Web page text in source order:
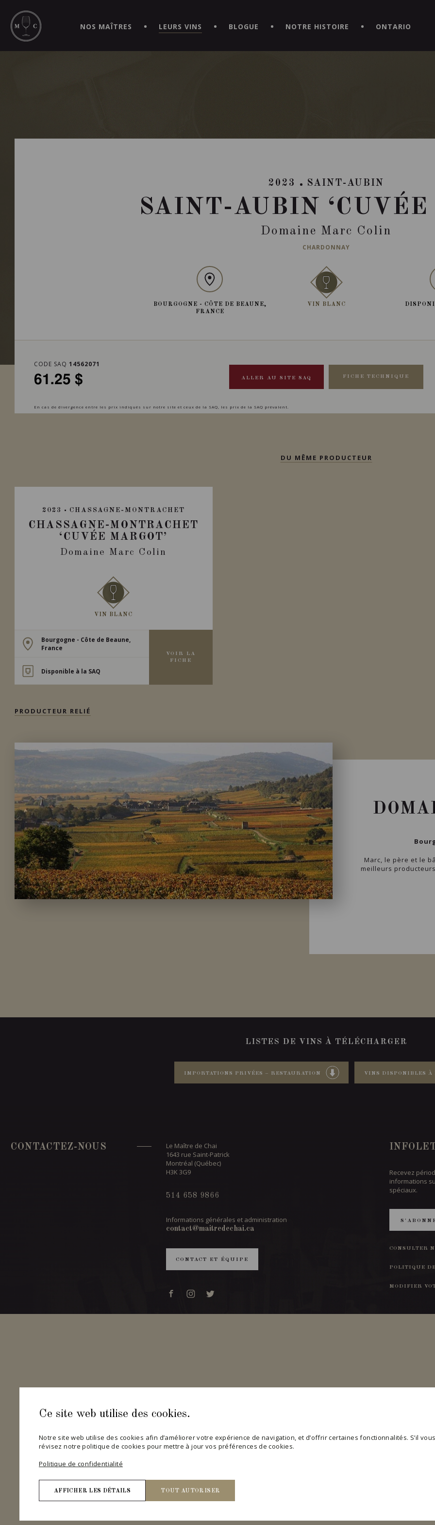
Ce site web utilise des cookies.
Notre site web utilise des cookies afin d’améliorer votre expérience de navigation, et d’offrir certaines fonctionnalités. S’il
révisez notre politique de cookies pour mettre à jour vos préférences de cookies.
Politique de confidentialité
AFFICHER LES DÉTAILS TOUT AUTORISER
Nécessaires
MAITRE | CAVISTE VIRTUEL!
NOS MAÎTRES LEURS VINS BLOGUE NOTRE HISTOIRE ONTARIO
2023 SAINT-AUBIN
SAINT-AUBIN ‘CUVÉE
Domaine Marc Colin
CHARDONNAY
BOURGOGNE - CÔTE DE BEAUNE,
FRANCE
VIN BLANC
CODE SAQ 14562071
61.25 $
En cas de divergence entre les prix indiqués sur notre site et ceux de la SAQ, les prix de la SAQ prévalent.
ALLER AU SITE SAQ FICHE TECHNIQUE
DU MÊME PRODUCTEUR
2023 CHASSAGNE-MONTRACHET
CHASSAGNE-MONTRACHET
‘CUVÉE MARGOT’
Domaine Marc Colin
VIN BLANC
Bourgogne - Côte de Beaune,
France
Disponible à la SAQ
VOIR LA
FICHE
PRODUCTEUR RELIÉ
Marc, le père et le
meilleurs
LISTES DE VINS À TÉLÉCHARGER
IMPORTATIONS PRIVÉES – RESTAURATION VINS DISPONIBLES À
CONTACTEZ-NOUS
Le Maître de Chai
1643 rue Saint-Patrick
Montréal (Québec)
H3K 3G9
514 658 9866
Informations générales et administration
contact@maitredechai.ca
CONTACT ET ÉQUIPE
Recevez
informations
spéciaux.
CONSULTER
POLITIQUE
MODIFIER